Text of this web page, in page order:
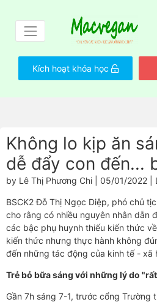
Kích hoạt khóa học
Không lo kịp ăn
dễ đẩy con đến...
by Lê Thị Phương Chi | 05/01/2022 |
BSCK2 Đỗ Thị Ngọc Diệp, phó chủ
cho rằng có nhiều nguyên nhân dẫn
các bậc phụ huynh thiếu kiến thức
kiến thức nhưng thực hành không
đến những tác động của kinh tế - xã
Trẻ bỏ bữa sáng với những lý do
Gần 7h sáng 7-1, trước cổng Trường